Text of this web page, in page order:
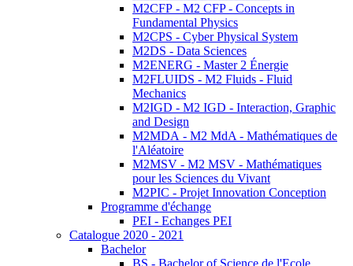
M2CFP - M2 CFP - Concepts in
Fundamental Physics
M2CPS - Cyber Physical System
M2DS - Data Sciences
M2ENERG - Master 2 Énergie
M2FLUIDS - M2 Fluids - Fluid
Mechanics
M2IGD - M2 IGD - Interaction, Graphic
and Design
M2MDA - M2 MdA - Mathématiques de
l'Aléatoire
M2MSV - M2 MSV - Mathématiques
pour les Sciences du Vivant
M2PIC - Projet Innovation Conception
Programme d'échange
PEI - Echanges PEI
Catalogue 2020 - 2021
Bachelor
BS - Bachelor of Science de l'Ecole